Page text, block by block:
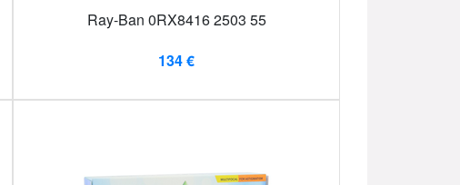
Ray-Ban 0RX8416 2503 55
134 €